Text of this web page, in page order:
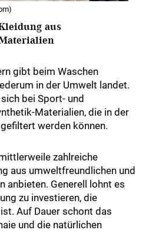
aus
gibt beim Waschen
in der Umwelt landet.
bei Sport- und
Materialien, die in der
werden können.
zahlreiche
aus umweltfreundlichen und
anbieten. Generell lohnt es
zu investieren, die
Auf Dauer schont das
und die natürlichen